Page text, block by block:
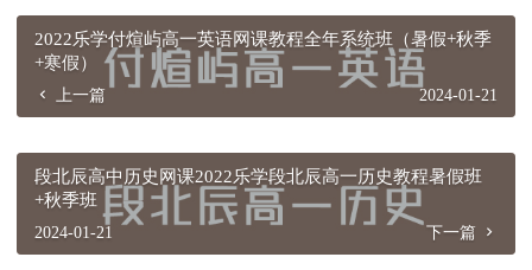
2022乐学付煊屿高一英语网课教程全年系统班（暑假+秋季
+寒假）
上一篇 2024-01-21
段北辰高中历史网课2022乐学段北辰高一历史教程暑假班
+秋季班
2024-01-21 下一篇